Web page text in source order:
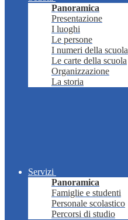
Panoramica
Presentazione
I luoghi
Le persone
I numeri della scuola
Le carte della scuola
Organizzazione
La storia
Servizi
Panoramica
Famiglie e studenti
Personale scolastico
Percorsi di studio